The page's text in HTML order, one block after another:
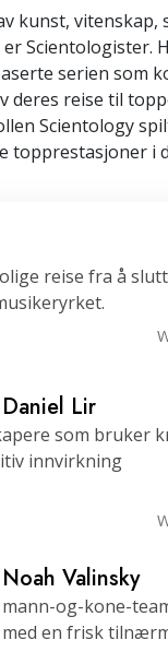
gjennom kommunikasjon
kunst, vitenskap,
Scientologister.
serien som
deres reise til
Scientology
topprestasjoner i
reise fra å
Lir
som bruker
innvirkning
Valinsky
og-kone-
en frisk